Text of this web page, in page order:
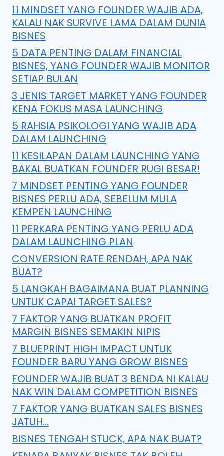
11 MINDSET YANG FOUNDER WAJIB ADA,
KALAU NAK SURVIVE LAMA DALAM DUNIA
BISNES
5 DATA PENTING DALAM FINANCIAL
BISNES, YANG FOUNDER WAJIB MONITOR
SETIAP BULAN
3 JENIS TARGET MARKET YANG FOUNDER
KENA FOKUS MASA LAUNCHING
5 RAHSIA PSIKOLOGI YANG WAJIB ADA
DALAM LAUNCHING
11 KESILAPAN DALAM LAUNCHING YANG
BAKAL BUATKAN FOUNDER RUGI BESAR!
7 MINDSET PENTING YANG FOUNDER
BISNES PERLU ADA, SEBELUM MULA
KEMPEN LAUNCHING
11 PERKARA PENTING YANG PERLU ADA
DALAM LAUNCHING PLAN
CONVERSION RATE RENDAH, APA NAK
BUAT?
5 LANGKAH BAGAIMANA BUAT PLANNING
UNTUK CAPAI TARGET SALES?
7 FAKTOR YANG BUATKAN PROFIT
MARGIN BISNES SEMAKIN NIPIS
7 BLUEPRINT HIGH IMPACT UNTUK
FOUNDER BARU YANG GROW BISNES
FOUNDER WAJIB BUAT 3 BENDA NI KALAU
NAK WIN DALAM COMPETITION BISNES
7 FAKTOR YANG BUATKAN SALES BISNES
JATUH…
BISNES TENGAH STUCK, APA NAK BUAT?